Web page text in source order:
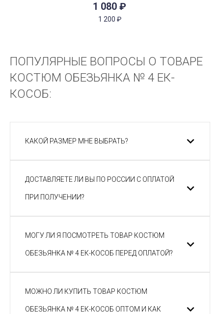
1 080 ₽
1 200 ₽
ПОПУЛЯРНЫЕ ВОПРОСЫ О ТОВАРЕ
КОСТЮМ ОБЕЗЬЯНКА № 4 ЕК-
КОСОБ:
КАКОЙ РАЗМЕР МНЕ ВЫБРАТЬ?
ДОСТАВЛЯЕТЕ ЛИ ВЫ ПО РОССИИ С ОПЛАТОЙ
ПРИ ПОЛУЧЕНИИ?
МОГУ ЛИ Я ПОСМОТРЕТЬ ТОВАР КОСТЮМ
ОБЕЗЬЯНКА № 4 ЕК-КОСОБ ПЕРЕД ОПЛАТОЙ?
МОЖНО ЛИ КУПИТЬ ТОВАР КОСТЮМ
ОБЕЗЬЯНКА № 4 ЕК-КОСОБ ОПТОМ И КАК